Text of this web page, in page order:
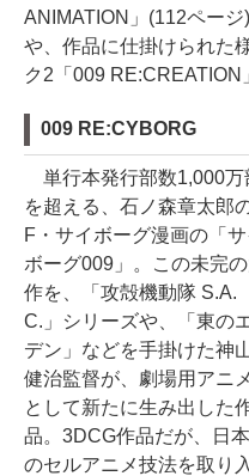
ANIMATION」(112ペー
や、作品に仕掛けられた
ク2「009 RE:CREATION
009 RE:CYBORG
単行本発行部数1,000万
を超える、石ノ森章太郎
F・サイボーグ漫画の「サ
ボーグ009」。この未完
作を、「攻殻機動隊 S.A.
C.」シリーズや、「東の
デン」などを手掛けた神
健治監督が、劇場用アニメ
として新たに生み出した
品。3DCG作品だが、日本
のセルアニメ技法を取り